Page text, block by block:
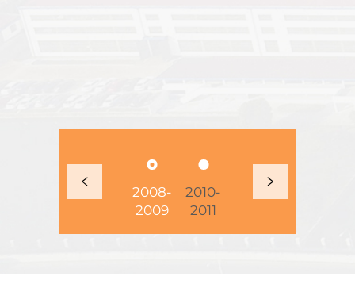
2008-
2009
2010-
2011
2012-